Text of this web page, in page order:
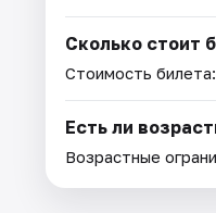
Сколько стоит
Стоимость
Есть ли
Возрастные